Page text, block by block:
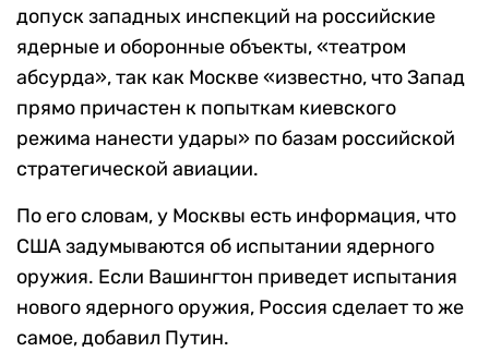
допуск западных инспекций на российские
ядерные и оборонные объекты, «театром
абсурда», так как Москве «известно, что Запад
прямо причастен к попыткам киевского
режима нанести удары» по базам российской
стратегической авиации.
По его словам, у Москвы есть информация, что
США задумываются об испытании ядерного
оружия. Если Вашингтон приведет испытания
нового ядерного оружия, Россия сделает то же
самое, добавил Путин.